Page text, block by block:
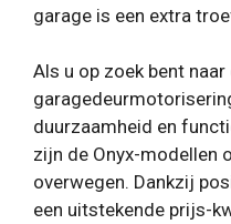
garage is een extra
Als u op zoek bent naar
duurzaamheid en
zijn de Onyx-modellen
overwegen. Dankzij
een uitstekende prijs-